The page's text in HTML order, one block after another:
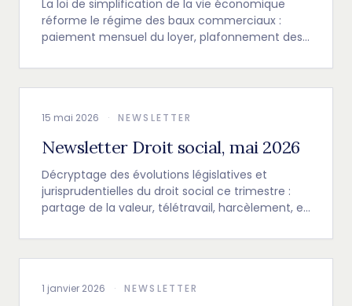
La loi de simplification de la vie économique
réforme le régime des baux commerciaux :
paiement mensuel du loyer, plafonnement des
clause résolutoire.
15 mai 2026 · NEWSLETTER
Newsletter Droit social, mai 2026
Décryptage des évolutions législatives et
jurisprudentielles du droit social ce trimestre :
partage de la valeur, télétravail, harcèlement, et
1 janvier 2026 · NEWSLETTER